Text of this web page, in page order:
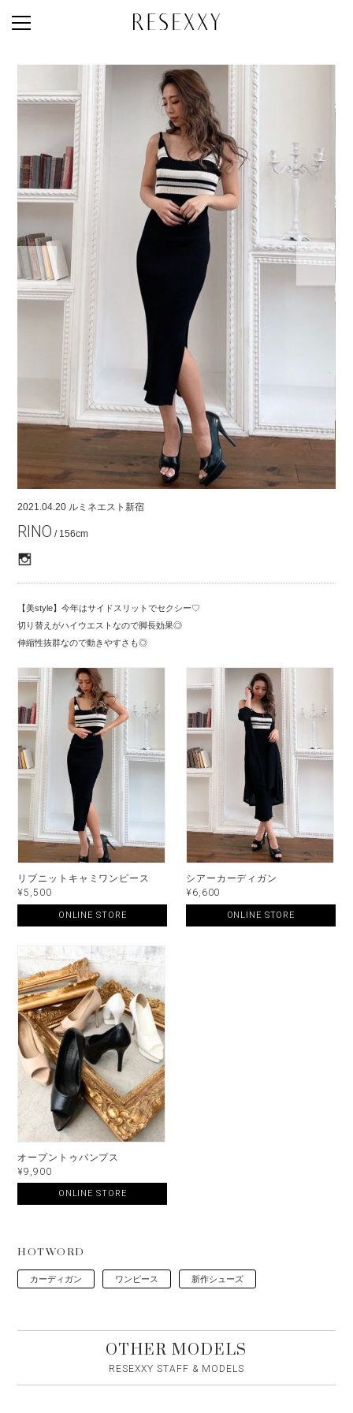
2021.04.20 ルミネエスト新宿
RINO / 156cm
【美style】今年はサイドスリットでセクシー♡
切り替えがハイウエストなので脚長効果◎
伸縮性抜群なので動きやすさも◎
リブニットキャミワンピース
¥5,500
ONLINE STORE
シアーカーディガン
¥6,600
ONLINE STORE
オープントゥパンプス
¥9,900
ONLINE STORE
HOTWORD
カーディガン ワンピース 新作シューズ
OTHER MODELS
RESEXXY STAFF & MODELS
MAGAZINE
LOOK BOOK
NEW ARRIVAL
RANKING
STYLE PHOTO
ACCOUNT
SHOP LIST
CONCEPT
ONLINE STORE
COMPANY
CONTACT
FOR BUSINESS PARTNER